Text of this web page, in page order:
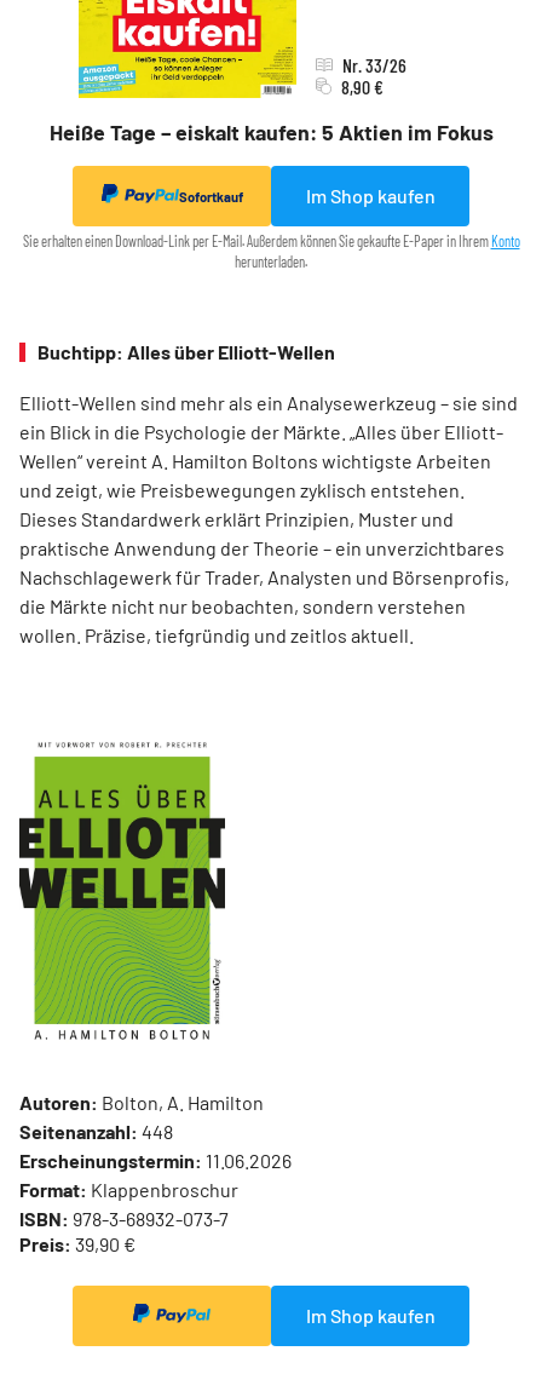
Heiße Tage – eiskalt kaufen: 5 Aktien im Fokus
Nr. 33/26
8,90 €
Sofortkauf Im Shop kaufen
Sie erhalten einen Download-Link per E-Mail. Außerdem können Sie gekaufte E-Paper in Ihrem Konto
herunterladen.
Buchtipp: Alles über Elliott-Wellen
Elliott-Wellen sind mehr als ein Analysewerkzeug – sie sind
ein Blick in die Psychologie der Märkte. „Alles über Elliott-
Wellen“ vereint A. Hamilton Boltons wichtigste Arbeiten
und zeigt, wie Preisbewegungen zyklisch entstehen.
Dieses Standardwerk erklärt Prinzipien, Muster und
praktische Anwendung der Theorie – ein unverzichtbares
Nachschlagewerk für Trader, Analysten und Börsenprofis,
die Märkte nicht nur beobachten, sondern verstehen
wollen. Präzise, tiefgründig und zeitlos aktuell.
Autoren: Bolton, A. Hamilton
Seitenanzahl: 448
Erscheinungstermin: 11.06.2026
Format: Klappenbroschur
ISBN: 978-3-68932-073-7
Preis: 39,90 €
Im Shop kaufen